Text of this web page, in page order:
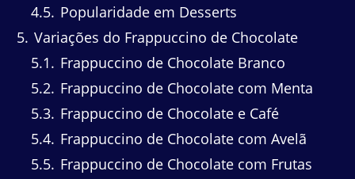
4.5 Popularidade em Desserts
5 Variações do Frappuccino de Chocolate
5.1
Frappuccino de Chocolate Branco
5.2 Frappuccino de Chocolate com Menta
5.3 Frappuccino de Chocolate e Café
5.4 Frappuccino de Chocolate com Avelã
5.5 Frappuccino de Chocolate com Frutas